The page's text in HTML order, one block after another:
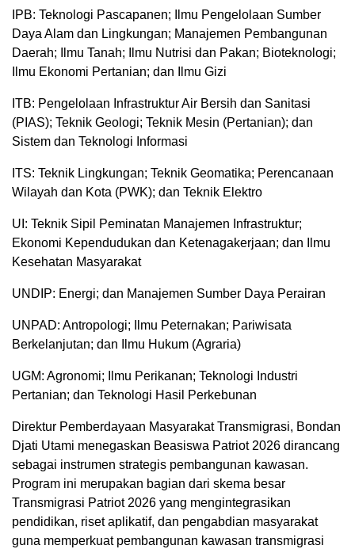
IPB: Teknologi Pascapanen; Ilmu Pengelolaan Sumber
Daya Alam dan Lingkungan; Manajemen Pembangunan
Daerah; Ilmu Tanah; Ilmu Nutrisi dan Pakan; Bioteknologi;
Ilmu Ekonomi Pertanian; dan Ilmu Gizi
ITB: Pengelolaan Infrastruktur Air Bersih dan Sanitasi
(PIAS); Teknik Geologi; Teknik Mesin (Pertanian); dan
Sistem dan Teknologi Informasi
ITS: Teknik Lingkungan; Teknik Geomatika; Perencanaan
Wilayah dan Kota (PWK); dan Teknik Elektro
UI: Teknik Sipil Peminatan Manajemen Infrastruktur;
Ekonomi Kependudukan dan Ketenagakerjaan; dan Ilmu
Kesehatan Masyarakat
UNDIP: Energi; dan Manajemen Sumber Daya Perairan
UNPAD: Antropologi; Ilmu Peternakan; Pariwisata
Berkelanjutan; dan Ilmu Hukum (Agraria)
UGM: Agronomi; Ilmu Perikanan; Teknologi Industri
Pertanian; dan Teknologi Hasil Perkebunan
Direktur Pemberdayaan Masyarakat Transmigrasi, Bondan
Djati Utami menegaskan Beasiswa Patriot 2026 dirancang
sebagai instrumen strategis pembangunan kawasan.
Program ini merupakan bagian dari skema besar
Transmigrasi Patriot 2026 yang mengintegrasikan
pendidikan, riset aplikatif, dan pengabdian masyarakat
guna memperkuat pembangunan kawasan transmigrasi